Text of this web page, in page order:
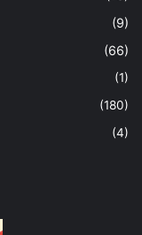
(9)
(66)
(1)
(180)
(4)